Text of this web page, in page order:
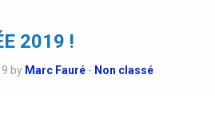
2019 !
by Marc Fauré - Non classé